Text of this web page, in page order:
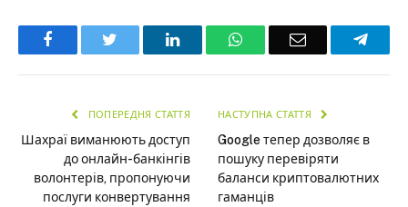
Facebook LinkedInWhatsAppEmail
ПОПЕРЕДНЯ СТАТТЯ
Шахраї виманюють доступ
до онлайн-банкінгів
волонтерів, пропонуючи
послуги конвертування
НАСТУПНА СТАТТЯ
Google тепер дозволяє в
пошуку перевіряти
баланси криптовалютних
гаманців